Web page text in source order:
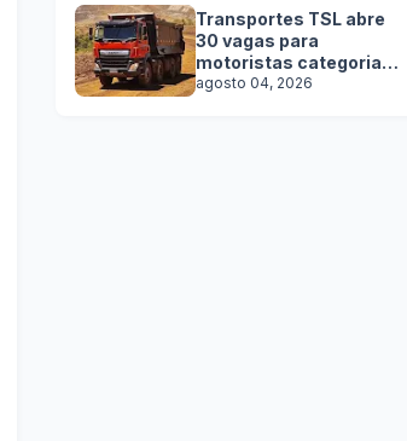
Transportes TSL abre
30 vagas para
motoristas categoria D
e E
agosto 04, 2026